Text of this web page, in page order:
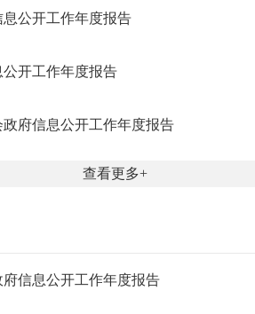
公开工作年度报告
公开工作年度报告
府信息公开工作年度报告
查看更多
信息公开工作年度报告